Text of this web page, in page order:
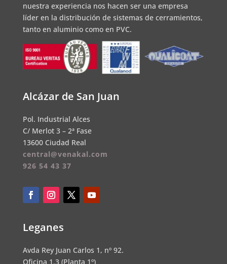
nuestra experiencia nos hacen ser una empresa
líder en la distribución de sistemas de cerramientos,
tanto en aluminio como en PVC.
Alcázar de San Juan
Pol. Industrial Alces
C/ Merlot 3 – 2ª Fase
13600 Ciudad Real
central@venakal.com
926 54 43 37
Leganes
Avda Rey Juan Carlos 1, nº 92.
Oficina 1.3 (Planta 1º)